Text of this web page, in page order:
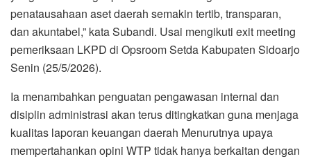
penatausahaan aset daerah semakin tertib, transparan,
dan akuntabel,” kata Subandi. Usai mengikuti exit meeting
pemeriksaan LKPD di Opsroom Setda Kabupaten Sidoarjo
Senin (25/5/2026).
Ia menambahkan penguatan pengawasan internal dan
disiplin administrasi akan terus ditingkatkan guna menjaga
kualitas laporan keuangan daerah Menurutnya upaya
mempertahankan opini WTP tidak hanya berkaitan dengan